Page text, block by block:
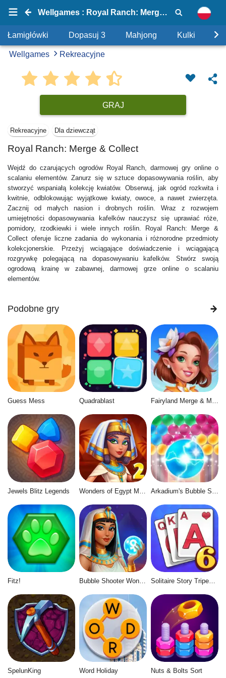
Wellgames : Royal Ranch: Merge & Collect
Łamigłówki Dopasuj 3 Mahjong Kulki
Wellgames Rekreacyjne
GRAJ
Rekreacyjne Dla dziewcząt
Royal Ranch: Merge & Collect
Wejdź do czarujących ogrodów Royal Ranch, darmowej gry online o
scalaniu elementów. Zanurz się w sztuce dopasowywania roślin, aby
stworzyć wspaniałą kolekcję kwiatów. Obserwuj, jak ogród rozkwita i
kwitnie, odblokowując wyjątkowe kwiaty, owoce, a nawet zwierzęta.
Zacznij od małych nasion i drobnych roślin. Wraz z rozwojem
umiejętności dopasowywania kafelków nauczysz się uprawiać róże,
pomidory, rzodkiewki i wiele innych roślin. Royal Ranch: Merge &
Collect oferuje liczne zadania do wykonania i różnorodne przedmioty
kolekcjonerskie. Przeżyj wciągające doświadczenie i wciągającą
rozgrywkę polegającą na dopasowywaniu kafelków. Stwórz swoją
ogrodową krainę w zabawnej, darmowej grze online o scalaniu
elementów.
Podobne gry
Guess Mess Quadrablast Fairyland Merge & Magic
Jewels Blitz Legends
Fitz! Bubble Shooter Wonders of Egypt Solitaire Story Tripeaks 6
SpelunKing Word Holiday Nuts & Bolts Sort